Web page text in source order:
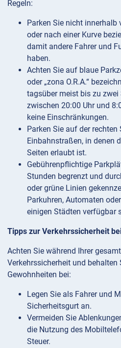
Regeln:
Parken Sie nicht
oder nach einer Kurve
damit andere Fahrer und
haben.
Achten Sie auf blaue
oder „zona O.R.A.“
tagsüber meist bis zu zwei
zwischen 20:00 Uhr und
keine Einschränkungen.
Parken Sie auf der
Einbahnstraßen, in denen
Seiten erlaubt ist.
Gebührenpflichtige
Stunden begrenzt und
oder grüne Linien
Parkuhren, Automaten
einigen Städten verfügbar
Tipps zur Verkehrssicherheit
Achten Sie während Ihrer
Verkehrssicherheit und behalten
Gewohnheiten bei:
Legen Sie als Fahrer und
Sicherheitsgurt an.
Vermeiden Sie
die Nutzung des
Steuer.